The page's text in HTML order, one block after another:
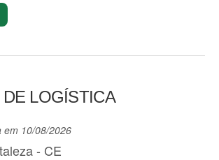
LOGÍSTICA
em 10/08/2026
- CE